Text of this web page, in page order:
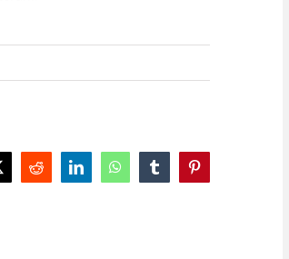
RedditLinkedInWhatsAppTumblrPinterest